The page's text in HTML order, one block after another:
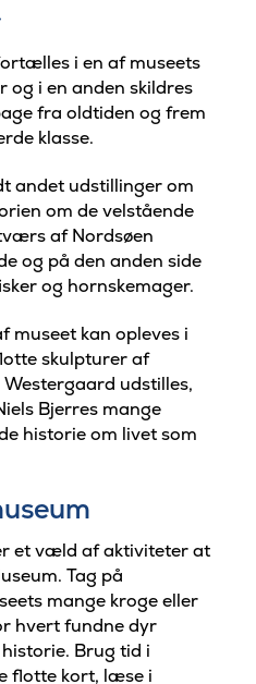
i en af museets
og i en anden skildres
fra oldtiden og frem
klasse.
andet udstillinger om
om de velstående
af Nordsøen
og på den anden side
og hornskemager.
museet kan opleves i
skulpturer af
udstilles,
Bjerres mange
historie om livet som
et væld af aktiviteter at
Tag på
mange kroge eller
hvert fundne dyr
Brug tid i
flotte kort, læse i